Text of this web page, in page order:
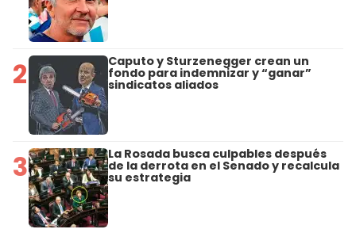
2 Caputo y Sturzenegger crean un
fondo para indemnizar y “ganar”
sindicatos aliados
3 La Rosada busca culpables después
de la derrota en el Senado y recalcula
su estrategia